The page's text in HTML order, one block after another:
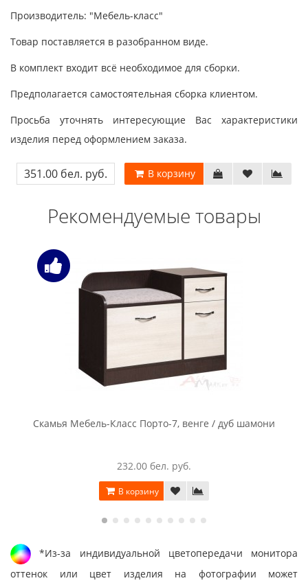
Производитель: "Мебель-класс"
Товар поставляется в разобранном виде.
В комплект входит всё необходимое для сборки.
Предполагается самостоятельная сборка клиентом.
Просьба уточнять интересующие Вас характеристики
изделия перед оформлением заказа.
351.00 бел. руб. В корзину
Рекомендуемые товары
Скамья Мебель-Класс Порто-7, венге / дуб шамони
232.00 бел. руб.
В корзину
*Из-за индивидуальной цветопередачи монитора
оттенок или цвет изделия на фотографии может